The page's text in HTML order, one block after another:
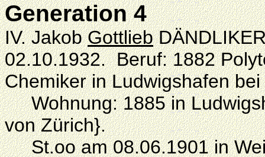
Generation 4
IV. JakobGottlieb
02.10.1932. Beruf: 1882
Chemiker in Ludwigshafen bei
Wohnung: 1885 in
von Zürich}.
St.oo am 08.06.1901 in